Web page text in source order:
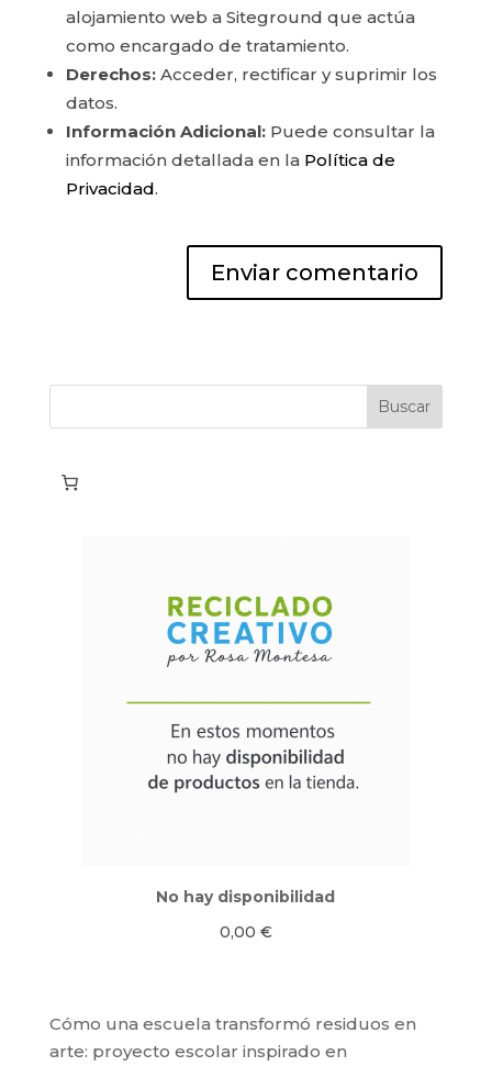
alojamiento web a Siteground que actúa
como encargado de tratamiento.
Derechos:Acceder, rectificar y suprimir los
datos.
Información Adicional:Puede consultar la
información detallada en la Política de
Privacidad.
No hay disponibilidad
0,00 €
Cómo una escuela transformó residuos en
arte: proyecto escolar inspirado en